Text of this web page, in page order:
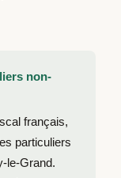
non-
français,
particuliers
le-Grand.